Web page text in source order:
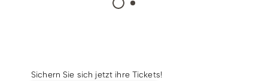
Sichern Sie sich jetzt ihre Tickets!